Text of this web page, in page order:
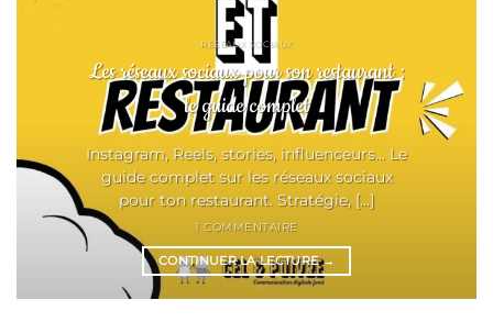
RÉSEAUX SOCIAUX
Les réseaux sociaux pour son restaurant :
le guide complet
Instagram, Reels, stories, influenceurs... Le
guide complet sur les réseaux sociaux
pour ton restaurant. Stratégie, [...]
1 COMMENTAIRE
CONTINUER LA LECTURE→